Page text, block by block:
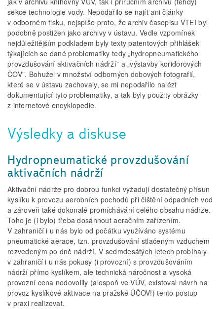
sekce technologie vody. Nepodařilo se najít ani články
v odborném tisku, nejspíše proto, že archiv časopisu VTEI byl
podobně postižen jako archivy v ústavu. Vedle vzpomínek
nejdůležitějším podkladem byly texty patentových přihlášek
týkajících se dané problematiky tedy „hydropneumatického
provzdušování aktivačních nádrží” a „výstavby koridorových
ČOV”. Bohužel v množství odborných dobových fotografií,
které se v ústavu zachovaly, se mi nepodařilo nalézt
dokumentující tyto problematiky, a tak byly použity obrázky
z internetové encyklopedie.
Výsledky a diskuse
Hydropneumatické provzdušování
aktivačních nádrží
Aktivační nádrže pro dobrou funkci vyžadují dostatečný přísun
kyslíku k provozu aerobních pochodů při čištění odpadních vod
a zároveň také dokonalé promíchávání celého obsahu nádrže.
Toho je (i bylo) třeba dosáhnout aeračním zařízením.
V zahraničí i u nás bylo od počátku využíváno systému
pneumatické aerace, tzn. provzdušování stlačeným vzduchem
rozvedeným po dně nádrží. V sedmdesátých letech probíhaly
v zahraničí i u nás pokusy (i provozní) s provzdušováním
nádrží přímo kyslíkem, ale technická náročnost a vysoká
provozní cena nedovolily (alespoň ve VÚV, existoval návrh na
provoz kyslíkové aktivace na pražské ÚČOV!) tento postup
v praxi realizovat.